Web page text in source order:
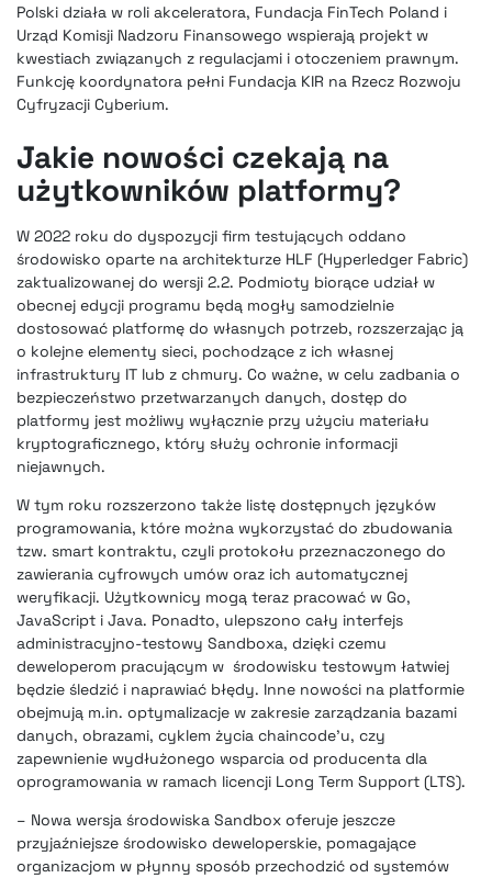
Polski działa w roli akceleratora, Fundacja FinTech Poland i
Urząd Komisji Nadzoru Finansowego wspierają projekt w
kwestiach związanych z regulacjami i otoczeniem prawnym.
Funkcję koordynatora pełni Fundacja KIR na Rzecz Rozwoju
Cyfryzacji Cyberium.
Jakie nowości czekają na
użytkowników platformy?
W 2022 roku do dyspozycji firm testujących oddano
środowisko oparte na architekturze HLF (Hyperledger Fabric)
zaktualizowanej do wersji 2.2. Podmioty biorące udział w
obecnej edycji programu będą mogły samodzielnie
dostosować platformę do własnych potrzeb, rozszerzając ją
o kolejne elementy sieci, pochodzące z ich własnej
infrastruktury IT lub z chmury. Co ważne, w celu zadbania o
bezpieczeństwo przetwarzanych danych, dostęp do
platformy jest możliwy wyłącznie przy użyciu materiału
kryptograficznego, który służy ochronie informacji
niejawnych.
W tym roku rozszerzono także listę dostępnych języków
programowania, które można wykorzystać do zbudowania
tzw. smart kontraktu, czyli protokołu przeznaczonego do
zawierania cyfrowych umów oraz ich automatycznej
weryfikacji. Użytkownicy mogą teraz pracować w Go,
JavaScript i Java. Ponadto, ulepszono cały interfejs
administracyjno-testowy Sandboxa, dzięki czemu
deweloperom pracującym w środowisku testowym łatwiej
będzie śledzić i naprawiać błędy. Inne nowości na platformie
obejmują m.in. optymalizacje w zakresie zarządzania bazami
danych, obrazami, cyklem życia chaincode’u, czy
zapewnienie wydłużonego wsparcia od producenta dla
oprogramowania w ramach licencji Long Term Support (LTS).
– Nowa wersja środowiska Sandbox oferuje jeszcze
przyjaźniejsze środowisko deweloperskie, pomagające
organizacjom w płynny sposób przechodzić od systemów